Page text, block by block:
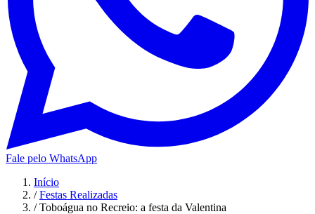
Fale pelo WhatsApp
Início
/ Festas Realizadas
/ Toboágua no Recreio: a festa da Valentina